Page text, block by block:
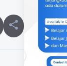
share